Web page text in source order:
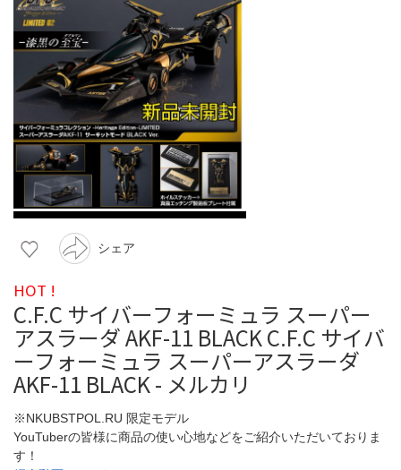
シェア
HOT !
C.F.C サイバーフォーミュラ スーパー
アスラーダ AKF-11 BLACK C.F.C サイバ
ーフォーミュラ スーパーアスラーダ
AKF-11 BLACK - メルカリ
※NKUBSTPOL.RU 限定モデル
YouTuberの皆様に商品の使い心地などをご紹介いただいておりま
す！